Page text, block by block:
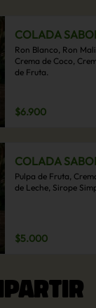
COLADA
Ron Blanco, Ron
Crema de Coco,
de Fruta.
$6.900
COLADA
Pulpa de Fruta,
de Leche, Sirope
$5.000